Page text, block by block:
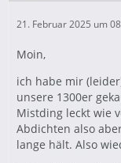
21. Februar 2025 um
Moin,
ich habe mir
unsere 1300er
Mistding leckt wie
Abdichten also
lange hält. Also